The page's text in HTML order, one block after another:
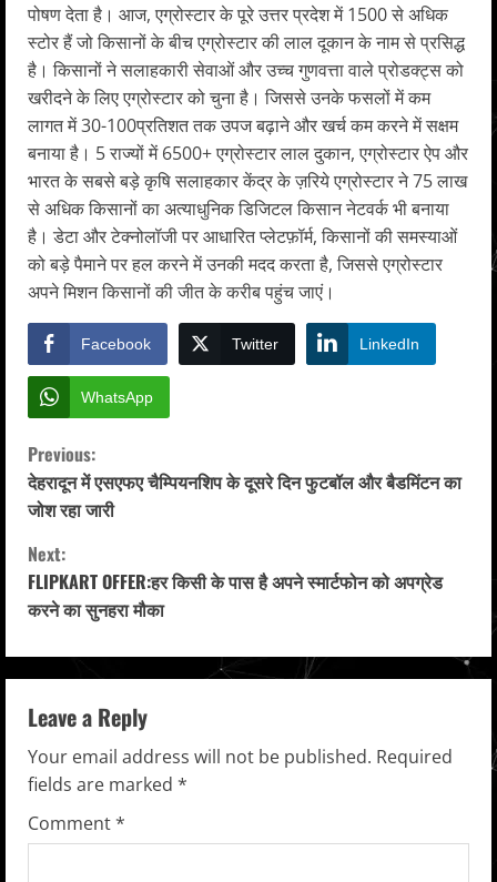
पोषण देता है। आज, एग्रोस्टार के पूरे उत्तर प्रदेश में 1500 से अधिक
स्टोर हैं जो किसानों के बीच एग्रोस्टार की लाल दूकान के नाम से प्रसिद्ध
है। किसानों ने सलाहकारी सेवाओं और उच्च गुणवत्ता वाले प्रोडक्ट्स को
खरीदने के लिए एग्रोस्टार को चुना है। जिससे उनके फसलों में कम
लागत में 30-100प्रतिशत तक उपज बढ़ाने और खर्च कम करने में सक्षम
बनाया है। 5 राज्यों में 6500+ एग्रोस्टार लाल दुकान, एग्रोस्टार ऐप और
भारत के सबसे बड़े कृषि सलाहकार केंद्र के ज़रिये एग्रोस्टार ने 75 लाख
से अधिक किसानों का अत्याधुनिक डिजिटल किसान नेटवर्क भी बनाया
है। डेटा और टेक्नोलॉजी पर आधारित प्लेटफ़ॉर्म, किसानों की समस्याओं
को बड़े पैमाने पर हल करने में उनकी मदद करता है, जिससे एग्रोस्टार
अपने मिशन किसानों की जीत के करीब पहुंच जाएं।
Facebook Twitter LinkedIn
WhatsApp
C
o
n
t
i
n
u
e
R
Previous:
देहरादून में एसएफए चैम्पियनशिप के दूसरे दिन फुटबॉल और बैडमिंटन का
जोश रहा जारी
Next:
FLIPKART OFFER:हर किसी के पास है अपने स्मार्टफोन को अपग्रेड
करने का सुनहरा मौका
Leave a Reply
Your email address will not be published. Required
fields are marked *
Comment*